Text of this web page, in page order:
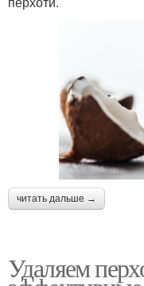
читать дальше →
Удаляем